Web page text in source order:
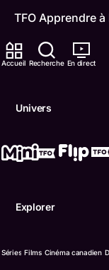
Accueil Recherche En direct
Univers
Explorer
Séries Films Cinéma canadien
TFO Apprendre
Comment nous
ONFR
IDÉLLO
Conditions